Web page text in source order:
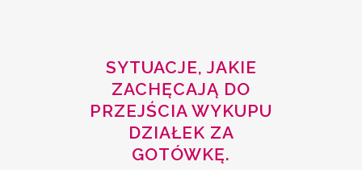
SYTUACJE, JAKIE
ZACHĘCAJĄ DO
PRZEJŚCIA WYKUPU
DZIAŁEK ZA
GOTÓWKĘ.